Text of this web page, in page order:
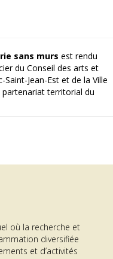
sans murs est rendu
du Conseil des arts et
Jean-Est et de la Ville
partenariat territorial du
où la recherche et
diversifiée
et d’activités